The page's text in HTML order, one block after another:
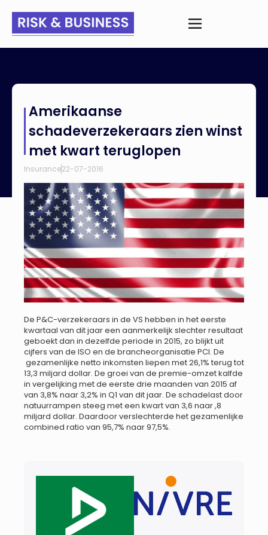
met kwart teruglopen
Amerikaanse
schadeverzekeraars zien winst
met kwart teruglopen
Insurance22-07-2016
De P&C-verzekeraars in de VS hebben in het eerste
kwartaal van dit jaar een aanmerkelijk slechter resultaat
geboekt dan in dezelfde periode in 2015, zo blijkt uit
cijfers van de ISO en de brancheorganisatie PCI. De
gezamenlijke netto inkomsten liepen met 26,1% terug tot
13,3 miljard dollar. De groei van de premie-omzet kalfde
in vergelijking met de eerste drie maanden van 2015 af
van 3,8% naar 3,2% in Q1 van dit jaar. De schadelast door
natuurrampen steeg met een kwart van 3,6 naar ,8
miljard dollar. Daardoor verslechterde het gezamenlijke
combined ratio van 95,7% naar 97,5%.